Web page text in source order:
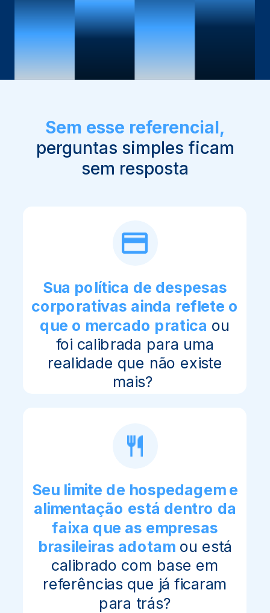
Sem esse referencial,
perguntas simples ficam
sem resposta
Sua política de despesas
corporativas ainda reflete o
que o mercado pratica ou
foi calibrada para uma
realidade que não existe
mais?
Seu limite de hospedagem e
alimentação está dentro da
faixa que as empresas
brasileiras adotam ou está
calibrado com base em
referências que já ficaram
para trás?